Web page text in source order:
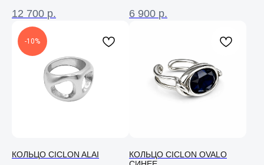
12 700 р. 6 900 р.
-10%
КОЛЬЦО CICLON ALAI
КОЛЬЦО СICLON OVALO
Консультация
Свяжитесь с нами в соц. сетях или
по телефону и мы проконсультируем
вас по любому вопросу